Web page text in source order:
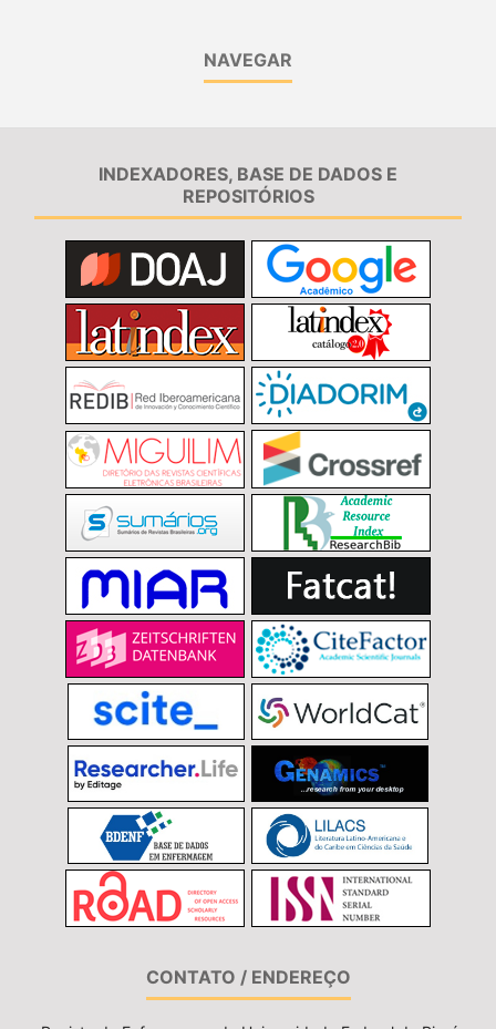
NAVEGAR
INDEXADORES, BASE DE DADOS E
REPOSITÓRIOS
CONTATO / ENDEREÇO